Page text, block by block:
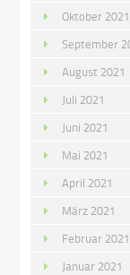
Oktober 2021
September
August 2021
Juli 2021
Juni 2021
Mai 2021
April 2021
März 2021
Februar 2021
Januar 2021